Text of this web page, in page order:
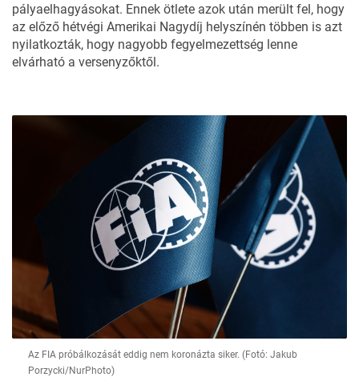
pályaelhagyásokat. Ennek ötlete azok után merült fel, hogy
az előző hétvégi Amerikai Nagydíj helyszínén többen is azt
nyilatkozták, hogy nagyobb fegyelmezettség lenne
elvárható a versenyzőktől.
Az FIA próbálkozását eddig nem koronázta siker. (Fotó: Jakub
Porzycki/NurPhoto)